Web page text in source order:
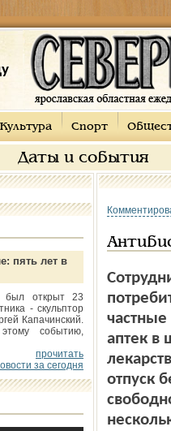
Культура Спорт
Даты и события
пять лет в
был открыт 23
- скульптор
Капачинский.
событию,
прочитать
за сегодня
аптек в
отпуск